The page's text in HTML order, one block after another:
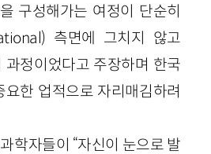
구성해가는 여정이 단순히
측면에 그치지 않고
과정이었다고 주장하며 한국
한 업적으로 자리매김하려
학자들이 “자신이 눈으로 발